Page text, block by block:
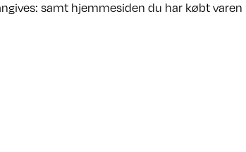
samt hjemmesiden du har købt varen